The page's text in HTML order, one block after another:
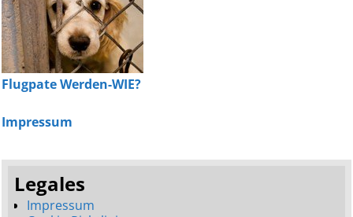
Flugpate Werden-WIE?
Impressum
Legales
Impressum